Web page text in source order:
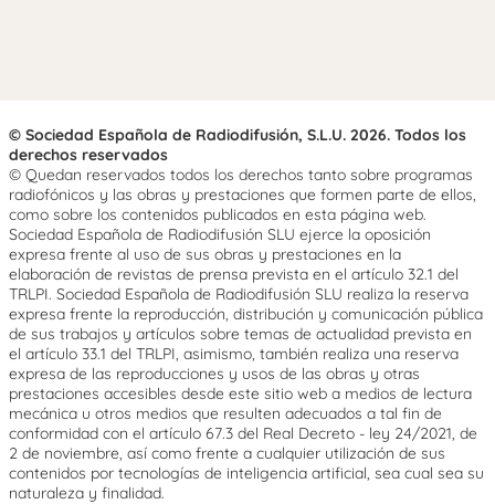
© Sociedad Española de Radiodifusión, S.L.U. 2026. Todos los
derechos reservados
© Quedan reservados todos los derechos tanto sobre programas
radiofónicos y las obras y prestaciones que formen parte de ellos,
como sobre los contenidos publicados en esta página web.
Sociedad Española de Radiodifusión SLU ejerce la oposición
expresa frente al uso de sus obras y prestaciones en la
elaboración de revistas de prensa prevista en el artículo 32.1 del
TRLPI. Sociedad Española de Radiodifusión SLU realiza la reserva
expresa frente la reproducción, distribución y comunicación pública
de sus trabajos y artículos sobre temas de actualidad prevista en
el artículo 33.1 del TRLPI, asimismo, también realiza una reserva
expresa de las reproducciones y usos de las obras y otras
prestaciones accesibles desde este sitio web a medios de lectura
mecánica u otros medios que resulten adecuados a tal fin de
conformidad con el artículo 67.3 del Real Decreto - ley 24/2021, de
2 de noviembre, así como frente a cualquier utilización de sus
contenidos por tecnologías de inteligencia artificial, sea cual sea su
naturaleza y finalidad.